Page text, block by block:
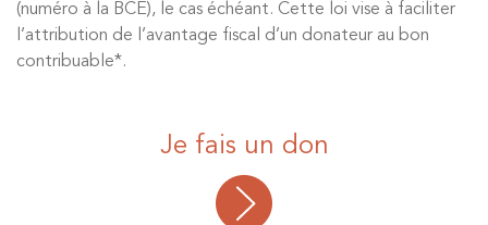
(numéro à la BCE), le cas échéant. Cette loi vise à faciliter
l’attribution de l’avantage fiscal d’un donateur au bon
contribuable*.
Je fais un don